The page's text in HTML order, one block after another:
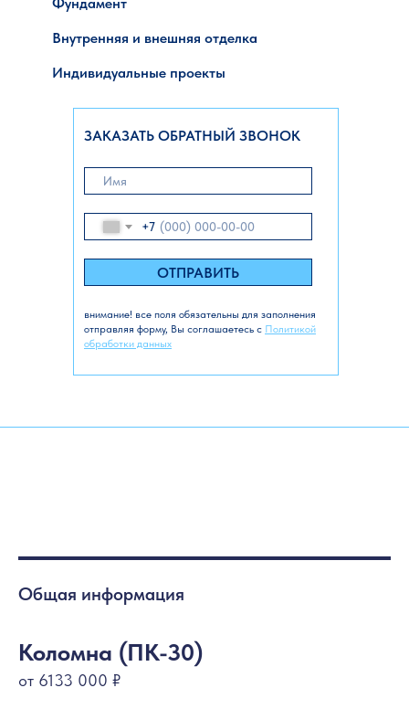
ЗАКАЗАТЬ ОБРАТНЫЙ ЗВОНОК
+7
ОТПРАВИТЬ
внимание! все поля обязательны для заполнения
отправляя форму, Вы соглашаетесь с Политикой
обработки данных
Внутренняя и внешняя отделка
Индивидуальные проекты
Общая информация
Коломна (ПК-30)
от 6133 000 ₽